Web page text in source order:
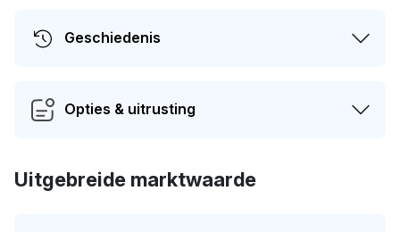
Geschiedenis
Opties & uitrusting
Uitgebreide marktwaarde